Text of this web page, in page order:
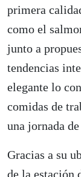
primera
como el
junto a
tendencias
elegante lo
comidas de
una jornada
Gracias a su
de la estación